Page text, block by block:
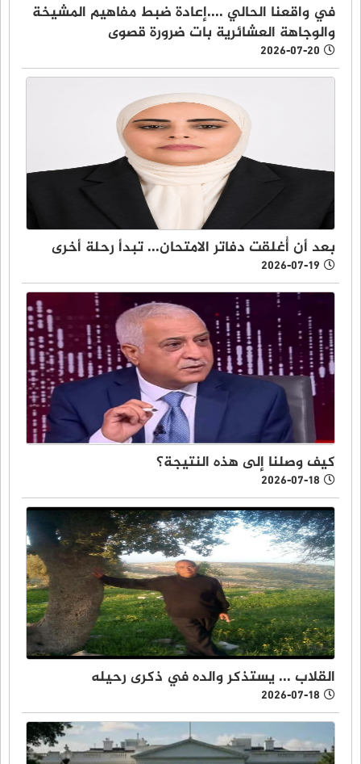
في واقعنا الحالي ....إعادة ضبط مفاهيم المشيخة
والوجاهة العشائرية بات ضرورة قصوى
2026-07-20
بعد أن أُغلقت دفاتر الامتحان... تبدأ رحلة أخرى
2026-07-19
كيف وصلنا إلى هذه النتيجة؟
2026-07-18
القلاب ... يستذكر والده في ذكرى رحيله
2026-07-18